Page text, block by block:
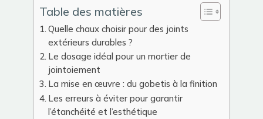
Table des matières
Quelle chaux choisir pour des joints
extérieurs durables ?
Le dosage idéal pour un mortier de
jointoiement
La mise en œuvre : du gobetis à la finition
Les erreurs à éviter pour garantir
l’étanchéité et l’esthétique